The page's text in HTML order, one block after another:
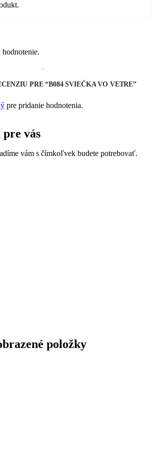
PRE “B084 SVIEČKA VO VETRE”
pre pridanie hodnotenia.
pre vás
vám s čímkoľvek budete potrebovať.
položky